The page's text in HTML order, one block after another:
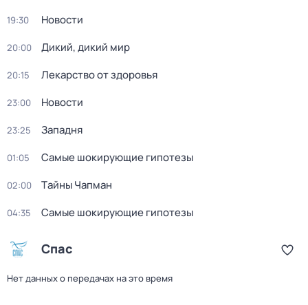
19:30 Новости
20:00 Дикий, дикий мир
20:15 Лекарство от здоровья
23:00 Новости
23:25 Западня
01:05 Самые шoкиpующие гипотезы
02:00 Тaйны Чапман
04:35 Самые шoкиpующие гипотезы
Спас
Нет данных о передачах на это время